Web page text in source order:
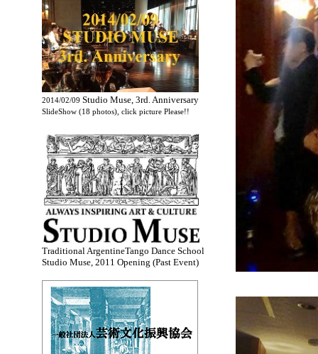
2014/02/09 Studio Muse, 3rd. Anniversary
SlideShow (18 photos), click picture Please!!
Traditional ArgentineTango Dance School
Studio Muse, 2011 Opening (Past Event)